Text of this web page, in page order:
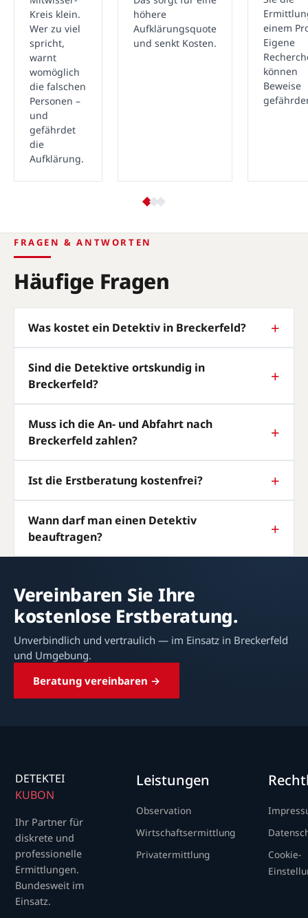
Kreis klein.
Wer zu viel
spricht,
warnt
womöglich
die falschen
Personen –
und
gefährdet
die
Aufklärung.
höhere
Aufklärungsquote
und senkt Kosten.
einem
Eigene
können
Beweise
FRAGEN & ANTWORTEN
Häufige Fragen
Was kostet ein Detektiv in Breckerfeld?
Sind die Detektive ortskundig in
Breckerfeld?
Muss ich die An- und Abfahrt nach
Breckerfeld zahlen?
Ist die Erstberatung kostenfrei?
Wann darf man einen Detektiv
beauftragen?
Vereinbaren Sie Ihre
kostenlose Erstberatung.
Unverbindlich und vertraulich — im Einsatz in Breckerfeld
und Umgebung.
Beratung vereinbaren →
DETEKTEI
KUBON
Ihr Partner für
diskrete und
professionelle
Ermittlungen.
Bundesweit im
Einsatz.
Leistungen
Observation
Wirtschaftsermittlung
Privatermittlung
Cookie-